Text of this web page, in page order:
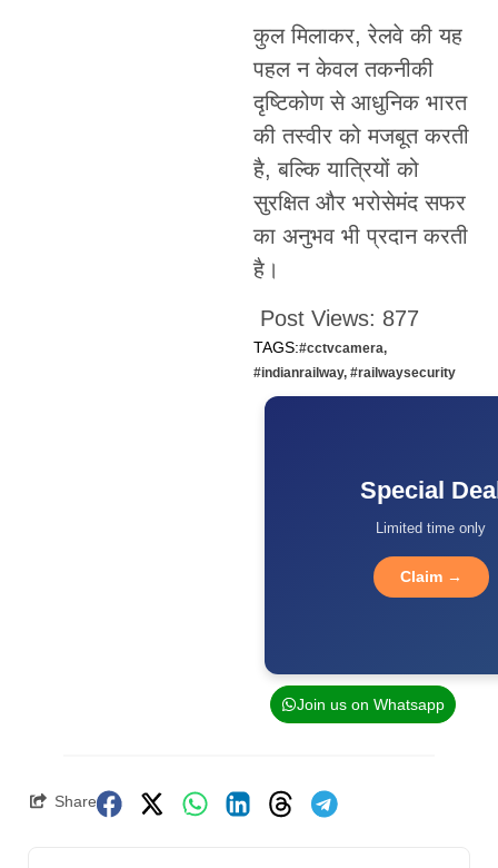
कुल मिलाकर, रेलवे की यह
पहल न केवल तकनीकी
दृष्टिकोण से आधुनिक भारत
की तस्वीर को मजबूत करती
है, बल्कि यात्रियों को
सुरक्षित और भरोसेमंद सफर
का अनुभव भी प्रदान करती
है।
Post Views: 877
TAGS:#cctvcamera,
#indianrailway, #railwaysecurity
Special
Limited time only
Claim →
Join us on Whatsapp
Share